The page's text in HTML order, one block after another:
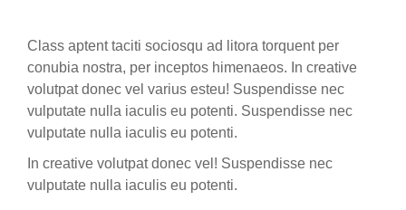
Class aptent taciti sociosqu ad litora torquent per
conubia nostra, per inceptos himenaeos. In creative
volutpat donec vel varius esteu! Suspendisse nec
vulputate nulla iaculis eu potenti. Suspendisse nec
vulputate nulla iaculis eu potenti.
In creative volutpat donec vel! Suspendisse nec
vulputate nulla iaculis eu potenti.